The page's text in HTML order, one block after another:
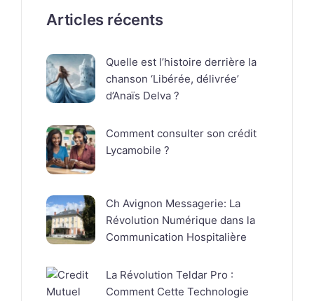
Articles récents
Quelle est l’histoire derrière la
chanson ‘Libérée, délivrée’
d’Anaïs Delva ?
Comment consulter son crédit
Lycamobile ?
Ch Avignon Messagerie: La
Révolution Numérique dans la
Communication Hospitalière
La Révolution Teldar Pro :
Comment Cette Technologie